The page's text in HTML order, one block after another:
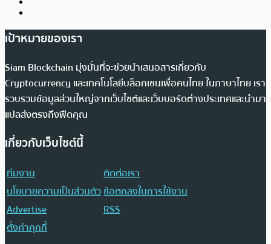
เป้าหมายของเรา
Siam Blockchain มุ่งมั่นที่จะช่วยนำเสนอสารเกี่ยวกับ
Cryptocurrency และเทคโนโลยีบล็อกเชนเพื่อคนไทย ในภาษาไทย เรา
รวบรวมข้อมูลส่วนใหญ่จากเว็บไซต์และเว็บบอร์ดต่างประเทศและนำมา
แปลส่งตรงถึงฟีดคุณ
เกี่ยวกับเว็บไซต์นี้
ทีมงาน
ติดต่อเรา
นโยบายความเป็นส่วนตัวข้อตกลงในการใช้งาน
Advertise
RSS
ตั้งค่าคุกกี้